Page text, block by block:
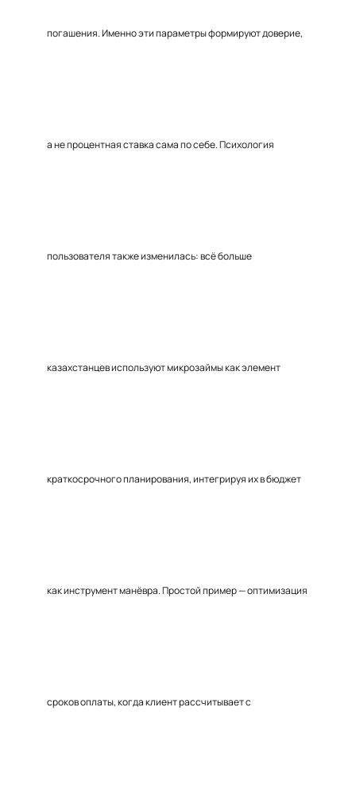
погашения. Именно эти параметры формируют доверие,
а не процентная ставка сама по себе. Психология
пользователя также изменилась: всё больше
казахстанцев используют микрозаймы как элемент
краткосрочного планирования, интегрируя их в бюджет
как инструмент манёвра. Простой пример — оптимизация
сроков оплаты, когда клиент рассчитывает с